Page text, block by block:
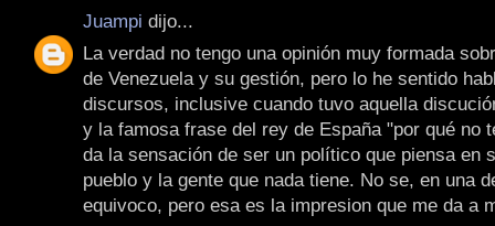
Juampi dijo...
La verdad no tengo una opinión muy formada
de Venezuela y su gestión, pero lo he sentido
discursos, inclusive cuando tuvo aquella
y la famosa frase del rey de España "por qué no
da la sensación de ser un político que piensa en
pueblo y la gente que nada tiene. No se, en una
equivoco, pero esa es la impresion que me da a